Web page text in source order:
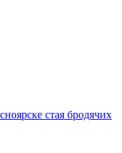
стая бродячих